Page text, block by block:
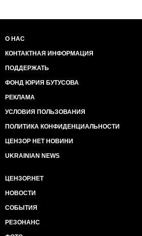
винница
О НАС
КОНТАКТНАЯ ИНФОРМАЦИЯ
ПОДДЕРЖАТЬ
ФОНД ЮРИЯ БУТУСОВА
РЕКЛАМА
УСЛОВИЯ ПОЛЬЗОВАНИЯ
ПОЛИТИКА КОНФИДЕНЦИАЛЬНОСТИ
ЦЕНЗОР НЕТ НОВИНИ
UKRAINIAN NEWS
ЦЕНЗОР.НЕТ
НОВОСТИ
СОБЫТИЯ
РЕЗОНАНС